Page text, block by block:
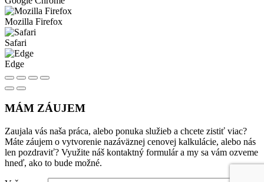
Mozilla Firefox
Safari
Edge
MÁM ZÁUJEM
Zaujala vás naša práca, alebo ponuka služieb a chcete zistiť viac?
Máte záujem o vytvorenie nazáväznej cenovej kalkulácie, alebo nás
len pozdraviť? Využite náš kontaktný formulár a my sa vám ozveme
hneď, ako to bude možné.